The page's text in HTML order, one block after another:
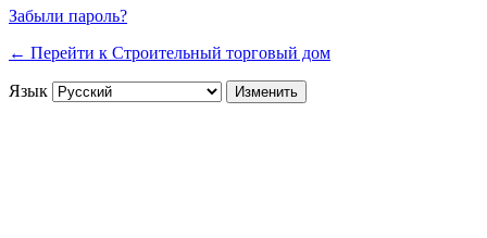
Забыли пароль?
← Перейти к Строительный торговый дом
Язык